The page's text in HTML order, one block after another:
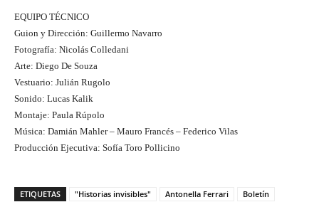
EQUIPO TÉCNICO
Guion y Dirección: Guillermo Navarro
Fotografía: Nicolás Colledani
Arte: Diego De Souza
Vestuario: Julián Rugolo
Sonido: Lucas Kalik
Montaje: Paula Rúpolo
Música: Damián Mahler – Mauro Francés – Federico Vilas
Producción Ejecutiva: Sofía Toro Pollicino
ETIQUETAS "Historias invisibles" Antonella Ferrari
Boletín